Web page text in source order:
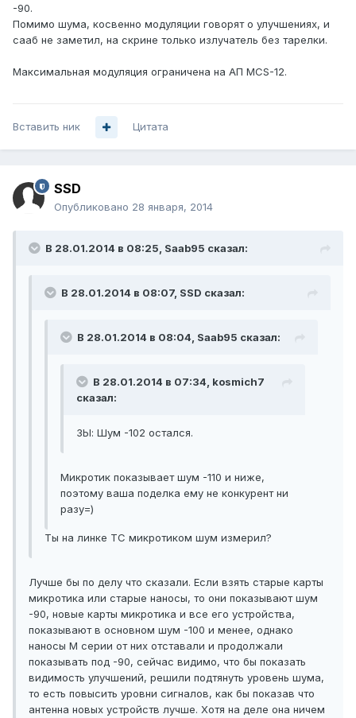
-90.
Помимо шума, косвенно модуляции говорят о улучшениях, и
сааб не заметил, на скрине только излучатель без тарелки.
Максимальная модуляция ограничена на АП MCS-12.
Вставить ник Цитата
SSD
Опубликовано 28 января, 2014
В 28.01.2014 в 08:25, Saab95 сказал:
В 28.01.2014 в 08:07, SSD сказал:
В 28.01.2014 в 08:04, Saab95 сказал:
В 28.01.2014 в 07:34, kosmich7
сказал:
ЗЫ: Шум -102 остался.
Микротик показывает шум -110 и ниже,
поэтому ваша поделка ему не конкурент ни
разу=)
Ты на линке ТС микротиком шум измерил?
Лучше бы по делу что сказали. Если взять старые карты
микротика или старые наносы, то они показывают шум
-90, новые карты микротика и все его устройства,
показывают в основном шум -100 и менее, однако
наносы М серии от них отставали и продолжали
показывать под -90, сейчас видимо, что бы показать
видимость улучшений, решили подтянуть уровень шума,
то есть повысить уровни сигналов, как бы показав что
антенна новых устройств лучше. Хотя на деле она ничем